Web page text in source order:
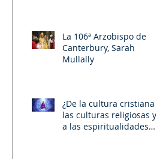
La 106ª Arzobispo de
Canterbury, Sarah
Mullally
¿De la cultura cristiana a
las culturas religiosas y
a las espiritualidades